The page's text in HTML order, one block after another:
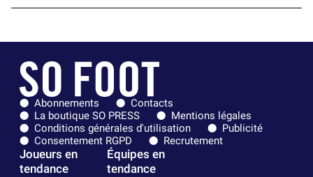
Abonnements
Contacts
La boutique SO PRESS
Mentions légales
Conditions générales d'utilisation
Publicité
Consentement RGPD
Recrutement
Joueurs en
tendance
Équipes en
tendance